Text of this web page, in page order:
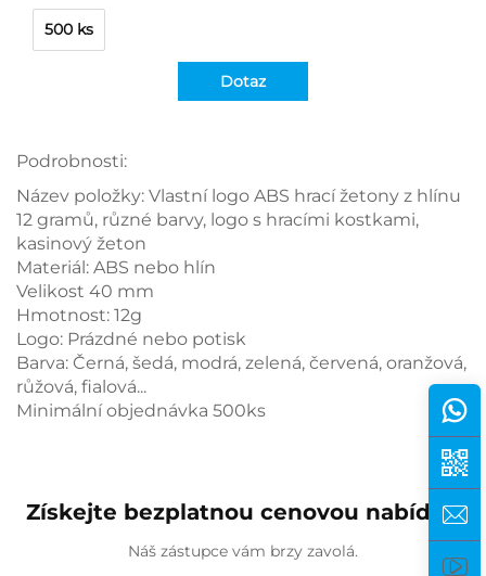
500 ks
Dotaz
Podrobnosti:
Název položky: Vlastní logo ABS hrací žetony z hlínu
12 gramů, různé barvy, logo s hracími kostkami,
kasinový žeton
Materiál: ABS nebo hlín
Velikost 40 mm
Hmotnost: 12g
Logo: Prázdné nebo potisk
Barva: Černá, šedá, modrá, zelená, červená, oranžová,
růžová, fialová...
Minimální objednávka 500ks
Získejte bezplatnou cenovou nabídku
Náš zástupce vám brzy zavolá.